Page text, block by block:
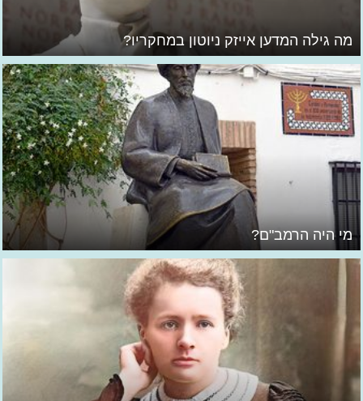
מה גילה המדען אייזק ניוטון במחקריו?
מי היה הרמב"ם?